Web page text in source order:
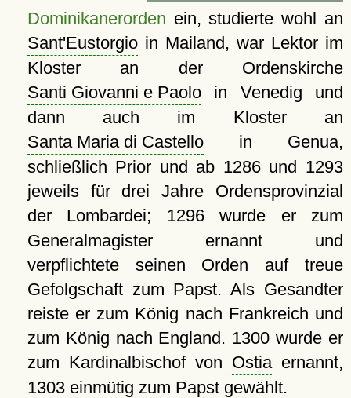
Dominikanerorden ein, studierte wohl an
Sant'Eustorgioin Mailand, war Lektor im
Kloster an der Ordenskirche
Santi Giovanni e Paoloin Venedig und
dann auch im Kloster an
Santa Maria di Castelloin Genua,
schließlich Prior und ab 1286 und 1293
jeweils für drei Jahre Ordensprovinzial
der Lombardei; 1296 wurde er zum
Generalmagister ernannt und
verpflichtete seinen Orden auf treue
Gefolgschaft zum Papst. Als Gesandter
reiste er zum König nach Frankreich und
zum König nach England. 1300 wurde er
zum Kardinalbischof von Ostiaernannt,
1303 einmütig zum Papst gewählt.